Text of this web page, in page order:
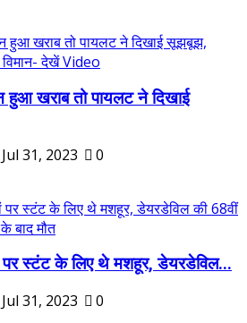
हुआ खराब तो पायलट ने दिखाई
Jul 31, 2023 0
पर स्टंट के लिए थे मशहूर, डेयरडेविल...
Jul 31, 2023
0